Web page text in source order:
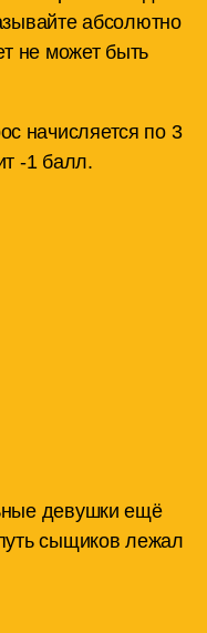
абсолютно
не может быть
начисляется по 3
-1 балл.
девушки ещё
сыщиков лежал